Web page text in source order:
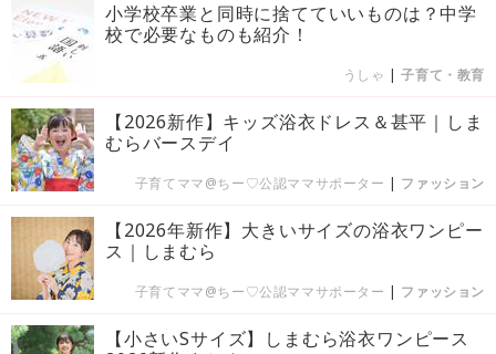
小学校卒業と同時に捨てていいものは？中学
校で必要なものも紹介！
うしゃ |子育て・教育
【2026新作】キッズ浴衣ドレス＆甚平｜しま
むらバースデイ
子育てママ@ちー♡公認ママサポーター | ファッション
【2026年新作】大きいサイズの浴衣ワンピー
ス｜しまむら
子育てママ@ちー♡公認ママサポーター | ファッション
【小さいSサイズ】しまむら浴衣ワンピース